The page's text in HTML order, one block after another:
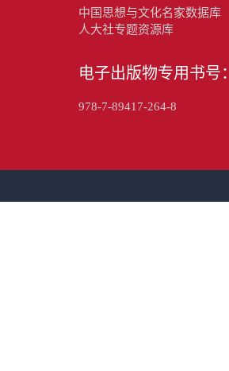
中国思想与文化名家数据库
人大社专题资源库
电子出版物专用书号：
978-7-89417-264-8